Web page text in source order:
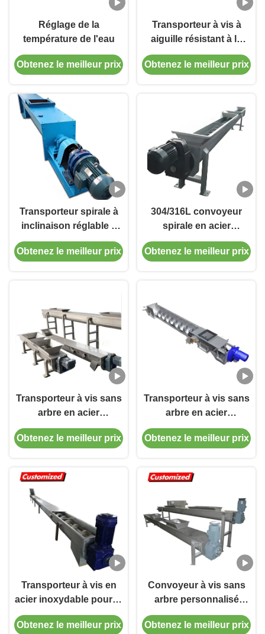
Réglage de la
température de l'eau
Obtenez le meilleur prix
Transporteur à vis à
aiguille résistant à la
chaleur personnalisable
en acier inoxydable
dans l'industrie
chimique
Obtenez le meilleur prix
Transporteur spirale à
inclinaison réglable à
haute efficacité
résistant à la chaleur
Obtenez le meilleur prix
304/316L convoyeur
spirale en acier
inoxydable à haut
rendement de transport
industrielles
Obtenez le meilleur prix
Transporteur à vis sans
arbre en acier
inoxydable pour le
transport efficace de
conception résistante à
la corrosion
Obtenez le meilleur prix
Transporteur à vis sans
arbre en acier
inoxydable pour le
transport efficace de
d'inclinaison réglable
Obtenez le meilleur prix
Transporteur à vis en
acier inoxydable pour la
déshydratation des
boues
Obtenez le meilleur prix
Convoyeur à vis sans
arbre personnalisé
résistant à la chaleur en
acier inoxydable pour
Obtenez le meilleur prix